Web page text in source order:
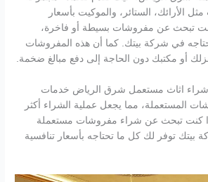
الأرائك، الستائر، والموكيت بأسعار
تبحث عن مفروشات بسيطة أو فاخرة،
في شركة بيتك. كما أن هذه المفروشات
أو مكتبك دون الحاجة إلى دفع مبالغ ضخمة.
شراء اثاث مستعمل شرق الرياض خدمات
المستعملة، مما يجعل عملية الشراء أكثر
كنت تبحث عن شراء مفروشات مستعملة
توفر لك كل ما تحتاجه بأسعار تنافسية